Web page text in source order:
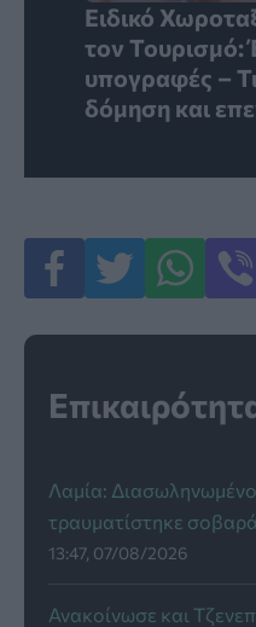
Ειδικό
τον Τουρισμό:
υπογραφές –
δόμηση και
Λαμία:
τραυματίστηκε
13:47, 07/08/2026
Ανακοίνωσε και